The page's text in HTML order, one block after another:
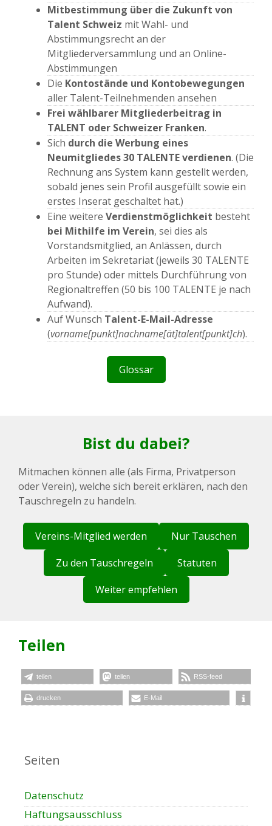
Mitbestimmung über die Zukunft von
Talent Schweiz mit Wahl- und
Abstimmungsrecht an der
Mitgliederversammlung und an Online-
Abstimmungen
Die Kontostände und Kontobewegungen
aller Talent-Teilnehmenden ansehen
Frei wählbarer Mitgliederbeitrag in
TALENT oder Schweizer Franken.
Sich durch die Werbung eines
Neumitgliedes 30 TALENTE verdienen. (Die
Rechnung ans System kann gestellt werden,
sobald jenes sein Profil ausgefüllt sowie ein
erstes Inserat geschaltet hat.)
Eine weitere Verdienstmöglichkeit besteht
bei Mithilfe im Verein, sei dies als
Vorstandsmitglied, an Anlässen, durch
Arbeiten im Sekretariat (jeweils 30 TALENTE
pro Stunde) oder mittels Durchführung von
Regionaltreffen (50 bis 100 TALENTE je nach
Aufwand).
Auf Wunsch Talent-E-Mail-Adresse
(vorname[punkt]nachname[ät]talent[punkt]ch).
Glossar
Bist du dabei?
Mitmachen können alle (als Firma, Privatperson
oder Verein), welche sich bereit erklären, nach den
Tauschregeln zu handeln.
Vereins-Mitglied werden
Nur Tauschen
Zu den Tauschregeln
Statuten
Weiter empfehlen
Teilen
teilen teilen RSS-feed
drucken E-Mail
Seiten
Datenschutz
Haftungsausschluss